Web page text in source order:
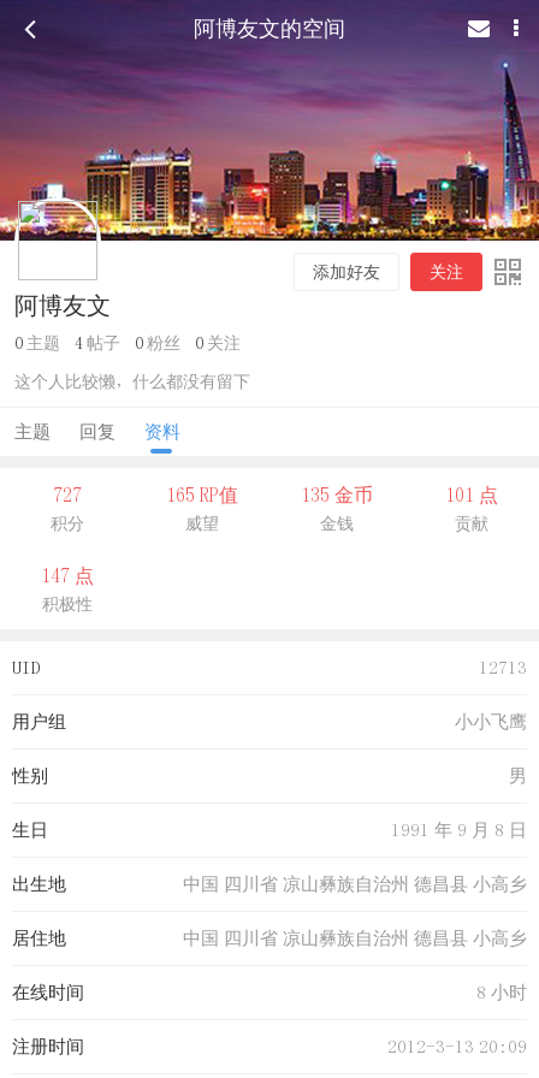
阿博友文的空间
添加好友 关注
阿博友文
0 主题 4 帖子 0 粉丝 0 关注
这个人比较懒，什么都没有留下
主题 回复 资料
727
积分
165 RP值
威望
135 金币
金钱
101 点
贡献
147 点
积极性
UID 12713
用户组 小小飞鹰
性别 男
生日 1991 年 9 月 8 日
出生地 中国 四川省 凉山彝族自治州 德昌县 小高乡
居住地 中国 四川省 凉山彝族自治州 德昌县 小高乡
在线时间 8 小时
注册时间 2012-3-13 20:09